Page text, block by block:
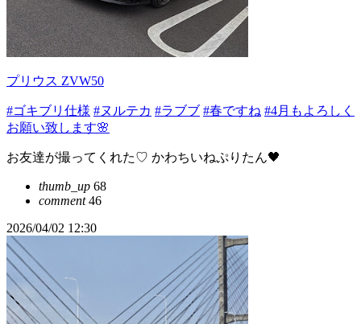
プリウス ZVW50
#ゴキブリ仕様 #ヌルテカ #ラブブ #春ですね #4月もよろしく
お願い致します🌸
お友達が撮ってくれた♡ かわちいねぷりたん🖤
thumb_up 68
comment46
2026/04/02 12:30